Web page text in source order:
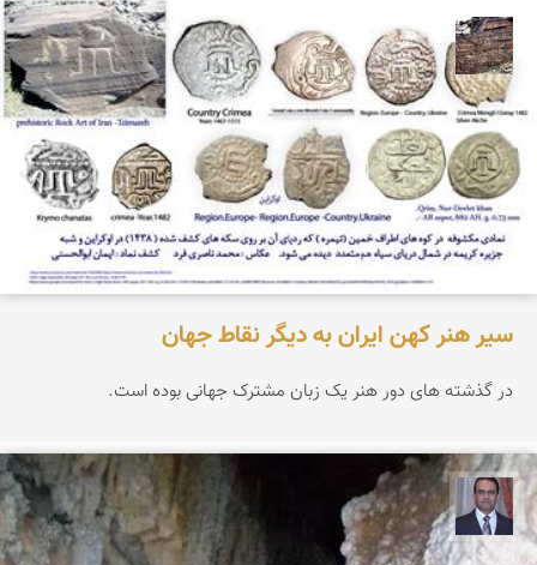
محمد ناصری فرد
سیر هنر کهن ایران به دیگر نقاط جهان
در گذشته های دور هنر یک زبان مشترک جهانی بوده است.
نادر چقاجردی